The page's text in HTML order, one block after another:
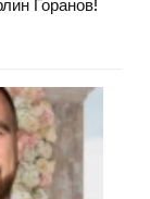
Горанов!